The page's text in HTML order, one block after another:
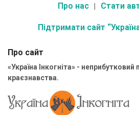
Про нас Стати
Підтримати сайт
Про сайт
«Україна Інкогніта» - неприбутковий
краєзнавства.